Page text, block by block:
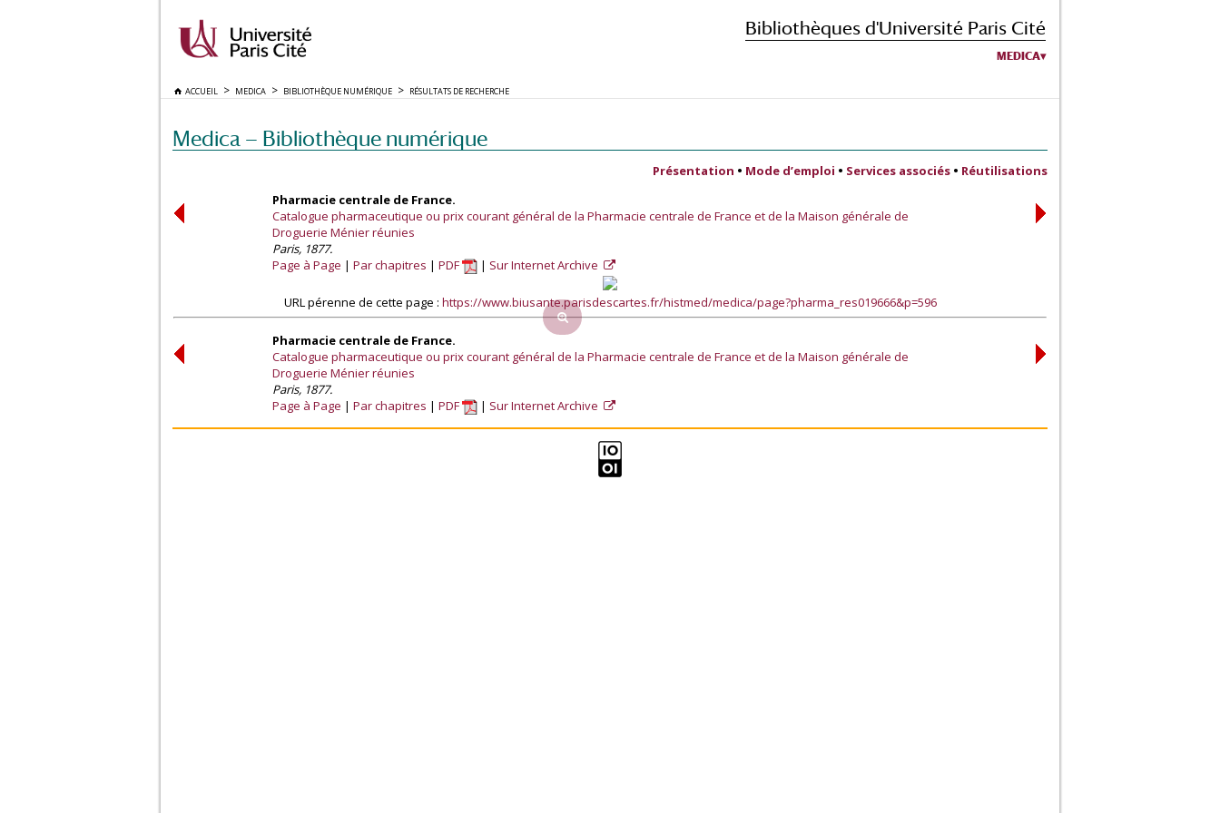
Bibliothèques d'Université Paris Cité
MEDICA
ACCUEIL MEDICA BIBLIOTHÈQUE NUMÉRIQUE RÉSULTATS DE RECHERCHE
Medica — Bibliothèque numérique
Présentation • Mode d’emploi • Services associés • Réutilisations
Pharmacie centrale de France.
Catalogue pharmaceutique ou prix courant général de la Pharmacie centrale de France et de la Maison générale de
Droguerie Ménier réunies
Paris, 1877.
Page à Page
Par chapitres PDF Sur Internet Archive
URL pérenne de cette page : https://www.biusante.parisdescartes.fr/histmed/medica/page?pharma_res019666&p=596
Pharmacie centrale de France.
Catalogue pharmaceutique ou prix courant général de la Pharmacie centrale de France et de la Maison générale de
Droguerie Ménier réunies
Paris, 1877.
Page à Page
Par chapitres PDF Sur Internet Archive